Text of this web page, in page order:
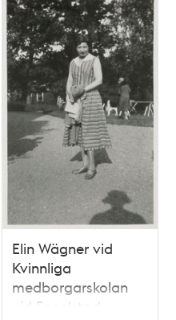
Elin Wägner vid
Kvinnliga
medborgarskolan
vid Fogelstad